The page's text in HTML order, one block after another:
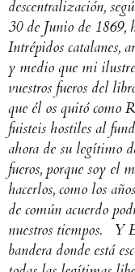
descentralización,
30 de Junio de 1869,
Intrépidos catalanes,
y medio que mi
vuestros fueros del
que él os quitó como
fuisteis hostiles al
ahora de su legítimo
fueros, porque soy el
hacerlos, como los
de común acuerdo
nuestros tiempos. Y
bandera donde está